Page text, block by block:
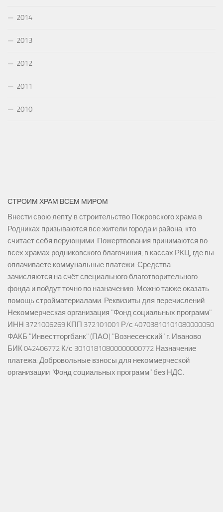
2014
2013
2012
2011
2010
СТРОИМ ХРАМ ВСЕМ МИРОМ
Внести свою лепту в строительство Покровского храма в
Родниках призываются все жители города и района, кто
считает себя верующими. Пожертвования принимаются во
всех храмах родниковского благочиния, в кассах РКЦ, где вы
оплачиваете коммунальные платежи. Средства
зачисляются на счёт специального благотворительного
фонда и пойдут точно по назначению. Можно также оказать
помощь стройматериалами. Реквизиты для перечислений
Некоммерческая организация "Фонд социальных программ"
ИНН 3721006269 КПП 372101001 Р/с 40703810101080000050
ФАКБ "Инвестторгбанк" (ПАО) "Вознесенский" г. Иваново
БИК 042406772 К/с 30101810800000000772 Назначение
платежа: Добровольные взносы для некоммерческой
организации "Фонд социальных программ" без НДС.